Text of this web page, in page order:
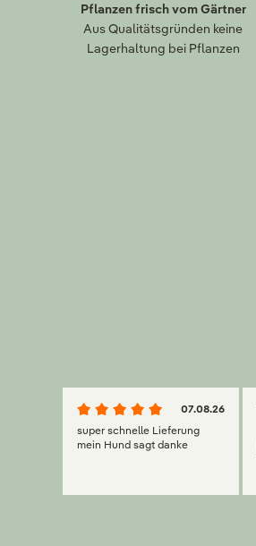
Pflanzen frisch vom Gärtner
Aus Qualitätsgründen keine
Lagerhaltung bei Pflanzen
07.08.26
super schnelle Lieferung
mein Hund sagt danke